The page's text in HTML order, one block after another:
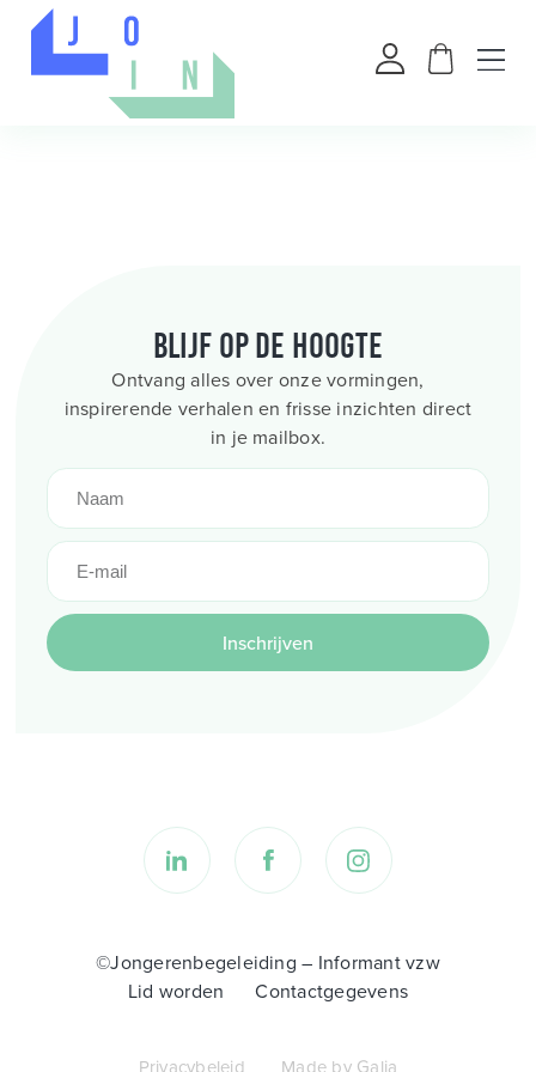
Blijf op de hoogte
Ontvang alles over onze vormingen,
inspirerende verhalen en frisse inzichten direct
in je mailbox.
Inschrijven
©Jongerenbegeleiding – Informant vzw
Lid worden
Contactgegevens
Privacybeleid Made by Galia